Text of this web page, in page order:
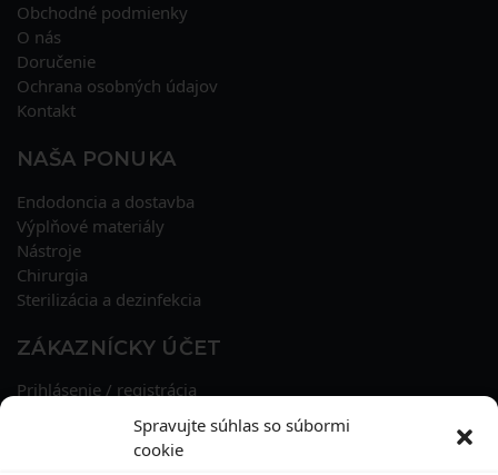
Spravujte súhlas so súbormi
cookie
Obchodné podmienky
O nás
Doručenie
Ochrana osobných údajov
Kontakt
NAŠA PONUKA
Endodoncia a dostavba
Výplňové materiály
Nástroje
Chirurgia
Sterilizácia a dezinfekcia
ZÁKAZNÍCKY ÚČET
Prihlásenie / registrácia